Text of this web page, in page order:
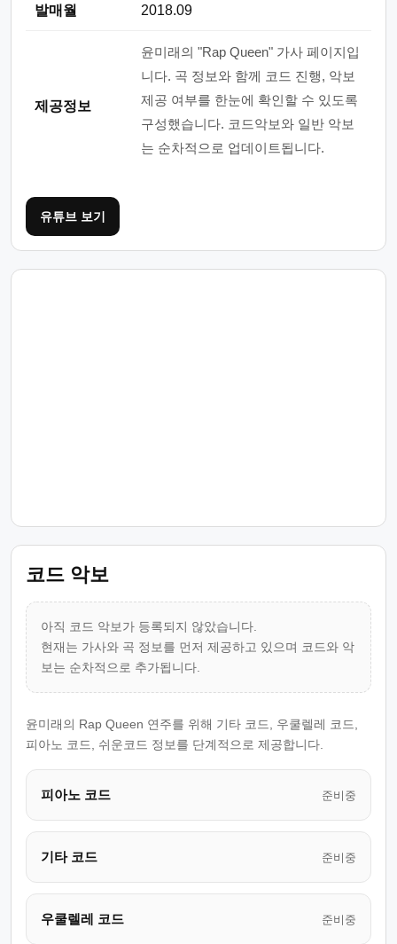
발매월 2018.09
제공정보
윤미래의 "Rap Queen" 가사 페이지입
니다. 곡 정보와 함께 코드 진행, 악보
제공 여부를 한눈에 확인할 수 있도록
구성했습니다. 코드악보와 일반 악보
는 순차적으로 업데이트됩니다.
유튜브 보기
코드 악보
아직 코드 악보가 등록되지 않았습니다.
현재는 가사와 곡 정보를 먼저 제공하고 있으며 코드와 악
보는 순차적으로 추가됩니다.
윤미래의 Rap Queen 연주를 위해 기타 코드, 우쿨렐레 코드,
피아노 코드, 쉬운코드 정보를 단계적으로 제공합니다.
피아노 코드 준비중
기타 코드 준비중
우쿨렐레 코드 준비중